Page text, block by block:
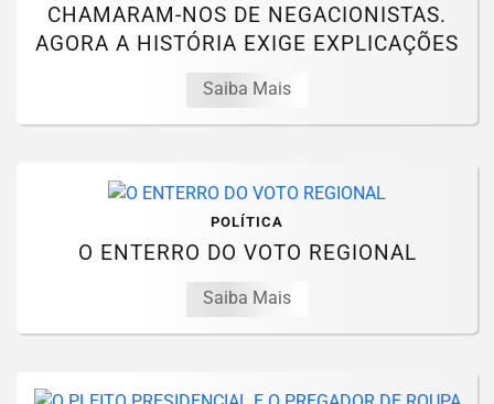
CHAMARAM-NOS DE NEGACIONISTAS.
AGORA A HISTÓRIA EXIGE EXPLICAÇÕES
Saiba Mais
POLÍTICA
O ENTERRO DO VOTO REGIONAL
Saiba Mais